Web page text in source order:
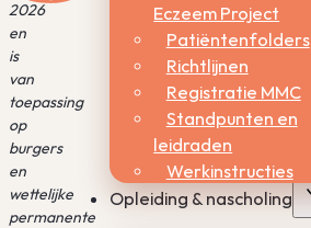
Eczeem Project
Patiëntenfolders
Richtlijnen
Registratie MMC
Standpunten en
leidraden
Werkinstructies
Opleiding & nascholing
2026
en
is
van
toepassing
op
burgers
en
wettelijke
permanente